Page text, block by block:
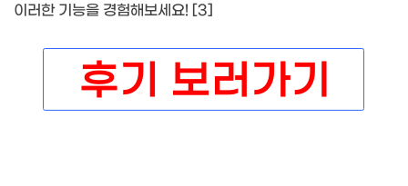
이러한 기능을 경험해보세요! [3]